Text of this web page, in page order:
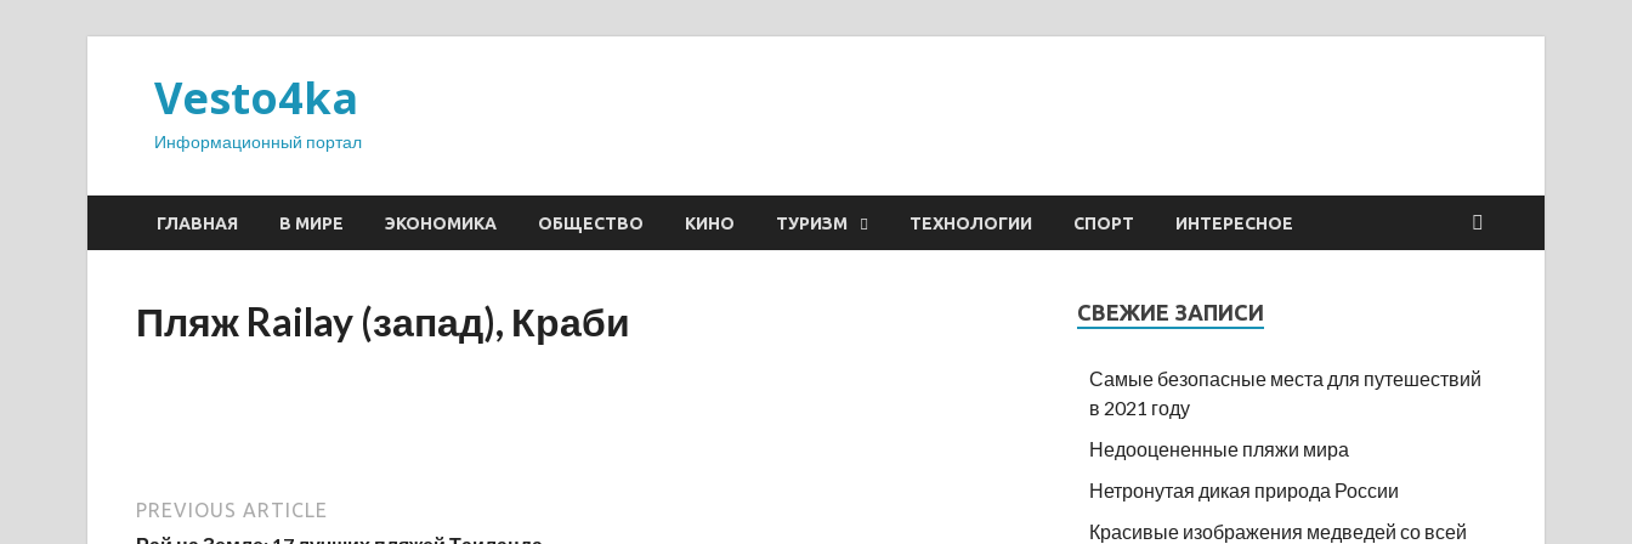
Vesto4ka
Информационный портал
ГЛАВНАЯ В МИРЕ ЭКОНОМИКА ОБЩЕСТВО КИНО ТУРИЗМ ТЕХНОЛОГИИ СПОРТ ИНТЕРЕСНОЕ
Пляж Railay (запад), Краби
PREVIOUS ARTICLE
СВЕЖИЕ ЗАПИСИ
Самые безопасные места для путешествий
в 2021 году
Недооцененные пляжи мира
Нетронутая дикая природа России
Красивые изображения медведей со всей